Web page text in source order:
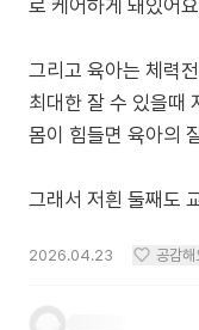
로 케어하게 돼있어
그리고 육아는 체력
최대한 잘 수 있을때
몸이 힘들면 육아의
그래서 저흰 둘째도
2026.04.23 공감해